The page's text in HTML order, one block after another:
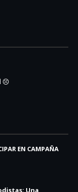
EN CAMPAÑA
Una